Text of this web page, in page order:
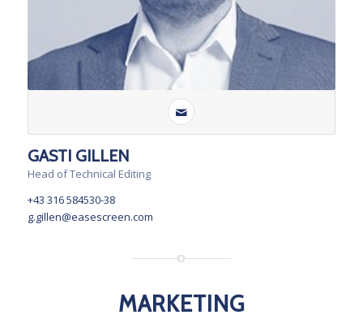
GASTI GILLEN
Head of Technical Editing
+43 316 584530-38
g.gillen@easescreen.com
MARKETING